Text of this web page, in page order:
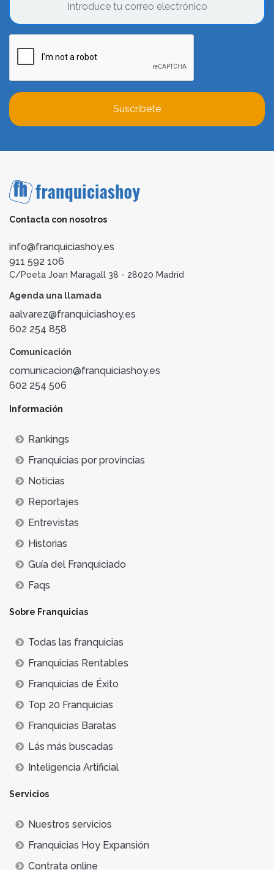
Suscríbete
Contacta con nosotros
info@franquiciashoy.es
911 592 106
C/Poeta Joan Maragall 38 - 28020 Madrid
Agenda una llamada
aalvarez@franquiciashoy.es
602 254 858
Comunicación
comunicacion@franquiciashoy.es
602 254 506
Información
Rankings
Franquicias por provincias
Noticias
Reportajes
Entrevistas
Historias
Guía del Franquiciado
Faqs
Sobre Franquicias
Todas las franquicias
Franquicias Rentables
Franquicias de Éxito
Top 20 Franquicias
Franquicias Baratas
Lás más buscadas
Inteligencia Artificial
Servicios
Nuestros servicios
Franquicias Hoy Expansión
Contrata online